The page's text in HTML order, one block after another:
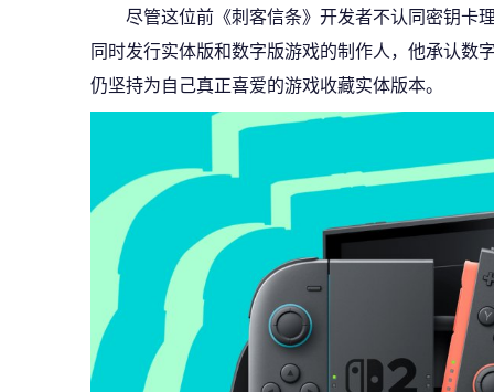
尽管这位前《刺客信条》开发者不认同密钥卡
同时发行实体版和数字版游戏的制作人，他承认数
仍坚持为自己真正喜爱的游戏收藏实体版本。